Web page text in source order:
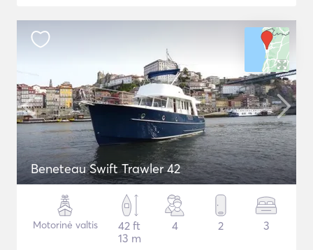
Beneteau Swift Trawler 42
Motorinė valtis
42 ft
13 m
4 2 3